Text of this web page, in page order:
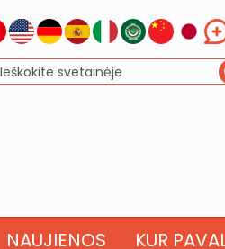
NAUJIENOS KUR